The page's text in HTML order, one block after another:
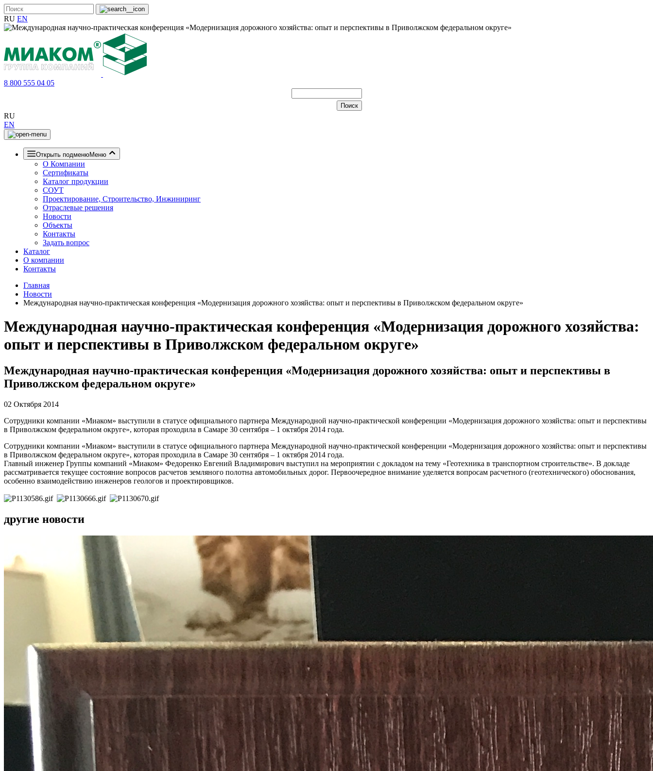
RU EN
8 800 555 04 05
RU
EN
Открыть подменюМеню
О Компании
Сертификаты
Каталог продукции
СОУТ
Проектирование, Строительство, Инжиниринг
Отраслевые решения
Новости
Объекты
Контакты
Задать вопрос
Каталог
О компании
Контакты
Главная
Новости
Международная научно-практическая конференция «Модернизация дорожного хозяйства: опыт и перспективы в Приволжском федеральном округе»
Международная научно-практическая конференция «Модернизация дорожного хозяйства:
опыт и перспективы в Приволжском федеральном округе»
Международная научно-практическая конференция «Модернизация дорожного хозяйства: опыт и перспективы в
Приволжском федеральном округе»
02 Октября 2014
Сотрудники компании «Миаком» выступили в статусе официального партнера Международной научно-практической конференции «Модернизация дорожного хозяйства: опыт и перспективы
в Приволжском федеральном округе», которая проходила в Самаре 30 сентября – 1 октября 2014 года.
Сотрудники компании «Миаком» выступили в статусе официального партнера Международной научно-практической конференции «Модернизация дорожного хозяйства: опыт и перспективы
в Приволжском федеральном округе», которая проходила в Самаре 30 сентября – 1 октября 2014 года.
Главный инженер Группы компаний «Миаком» Федоренко Евгений Владимирович выступил на мероприятии с докладом на тему «Геотехника в транспортном строительстве». В докладе
рассматривается текущее состояние вопросов расчетов земляного полотна автомобильных дорог. Первоочередное внимание уделяется вопросам расчетного (геотехнического) обоснования,
особенно взаимодействию инженеров геологов и проектировщиков.
другие новости